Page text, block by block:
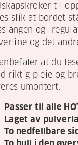
til
slik at bordet
og -
og det
at du
riktig pleie og
umontert.
Passer til alle
Laget av
To nedfellbare